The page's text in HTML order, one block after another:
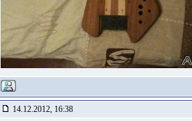
14.12.2012, 16:38